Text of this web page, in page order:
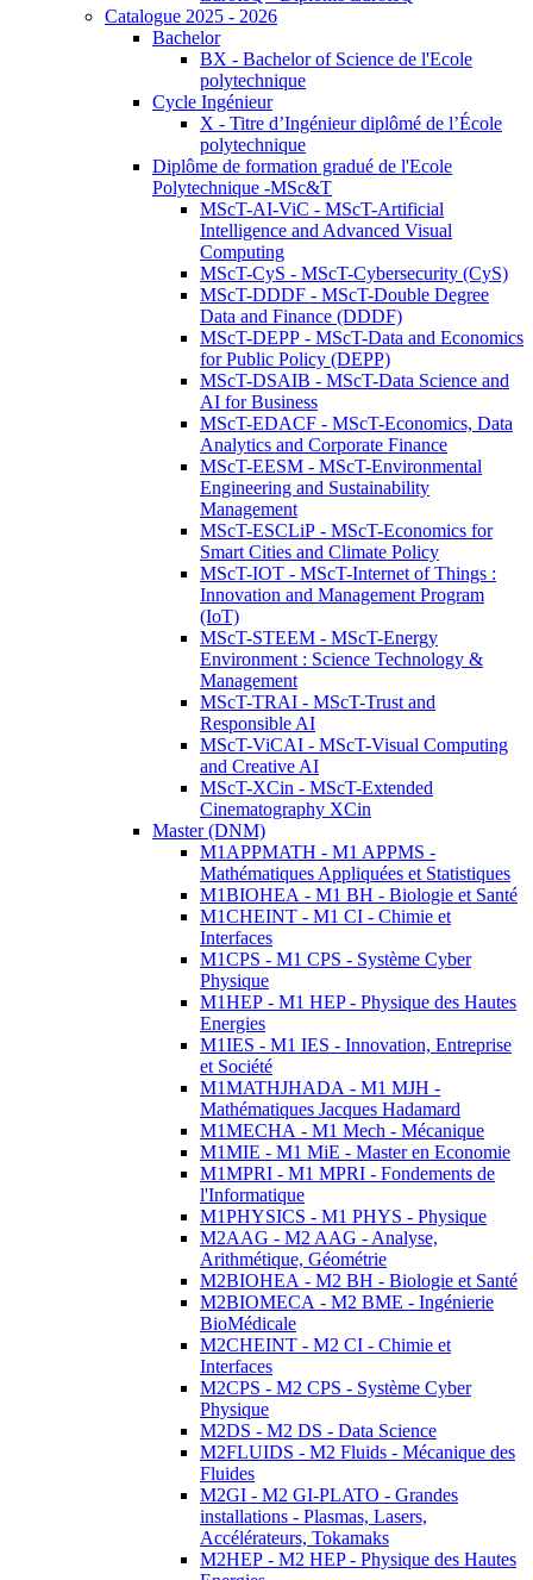
Catalogue 2025 - 2026
Bachelor
BX - Bachelor of Science de l'Ecole
polytechnique
Cycle Ingénieur
X - Titre d’Ingénieur diplômé de l’École
polytechnique
Diplôme de formation gradué de l'Ecole
Polytechnique -MSc&T
MScT-AI-ViC - MScT-Artificial
Intelligence and Advanced Visual
Computing
MScT-CyS - MScT-Cybersecurity (CyS)
MScT-DDDF - MScT-Double Degree
Data and Finance (DDDF)
MScT-DEPP - MScT-Data and Economics
for Public Policy (DEPP)
MScT-DSAIB - MScT-Data Science and
AI for Business
MScT-EDACF - MScT-Economics, Data
Analytics and Corporate Finance
MScT-EESM - MScT-Environmental
Engineering and Sustainability
Management
MScT-ESCLiP - MScT-Economics for
Smart Cities and Climate Policy
MScT-IOT - MScT-Internet of Things :
Innovation and Management Program
(IoT)
MScT-STEEM - MScT-Energy
Environment : Science Technology &
Management
MScT-TRAI - MScT-Trust and
Responsible AI
MScT-ViCAI - MScT-Visual Computing
and Creative AI
MScT-XCin - MScT-Extended
Cinematography XCin
Master (DNM)
M1APPMATH - M1 APPMS -
Mathématiques Appliquées et Statistiques
M1BIOHEA - M1 BH - Biologie et Santé
M1CHEINT - M1 CI - Chimie et
Interfaces
M1CPS - M1 CPS - Système Cyber
Physique
M1HEP - M1 HEP - Physique des Hautes
Energies
M1IES - M1 IES - Innovation, Entreprise
et Société
M1MATHJHADA - M1 MJH -
Mathématiques Jacques Hadamard
M1MECHA - M1 Mech - Mécanique
M1MIE - M1 MiE - Master en Economie
M1MPRI - M1 MPRI - Fondements de
l'Informatique
M1PHYSICS - M1 PHYS - Physique
M2AAG - M2 AAG - Analyse,
Arithmétique, Géométrie
M2BIOHEA - M2 BH - Biologie et Santé
M2BIOMECA - M2 BME - Ingénierie
BioMédicale
M2CHEINT - M2 CI - Chimie et
Interfaces
M2CPS - M2 CPS - Système Cyber
Physique
M2DS - M2 DS - Data Science
M2FLUIDS - M2 Fluids - Mécanique des
Fluides
M2GI - M2 GI-PLATO - Grandes
installations - Plasmas, Lasers,
Accélérateurs, Tokamaks
M2HEP - M2 HEP - Physique des Hautes